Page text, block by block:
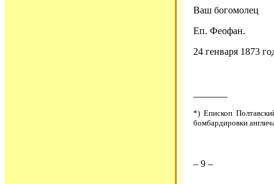
Ваш богомолец
Еп. Феофан.
24 генваря 1873
*) Епископ
бомбардировки
– 9 –